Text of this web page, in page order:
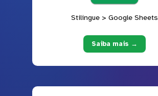
Stilingue > Google Sheets
Saiba mais →